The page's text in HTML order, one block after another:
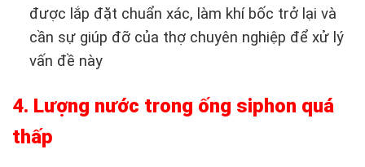
được lắp đặt chuẩn xác, làm khí bốc trở lại và
cần sự giúp đỡ của thợ chuyên nghiệp để xử lý
vấn đề này
4. Lượng nước trong ống siphon quá
thấp